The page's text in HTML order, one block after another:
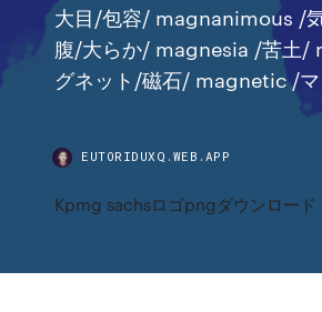
大目/包容/ magnanimous /
腹/大らか/ magnesia /苦土/
グネット/磁石/ magnetic /
EUTORIDUXQ.WEB.APP
Kpmg sachsロゴpngダウンロード